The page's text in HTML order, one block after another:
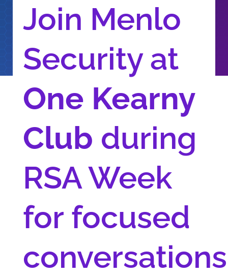
Join Menlo
Security at
One Kearny
Club during
RSA Week
for focused
conversations